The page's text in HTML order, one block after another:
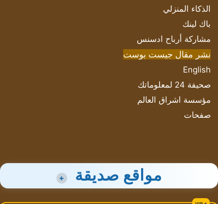
الذكاء المنزلي
باك لينك
مشاركة أرباح ادسنس
نشر مقال جيست بوست
English
صحيفة 24 لمعلوماتك
مؤسسة اشراق العالم
صفحات
مواقع صديقة +